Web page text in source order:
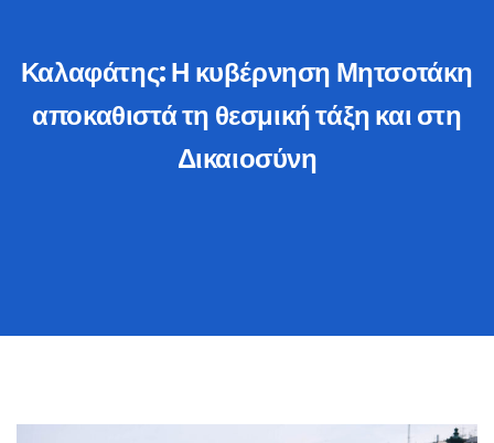
Καλαφάτης: Η κυβέρνηση Μητσοτάκη
αποκαθιστά τη θεσμική τάξη και στη
Δικαιοσύνη